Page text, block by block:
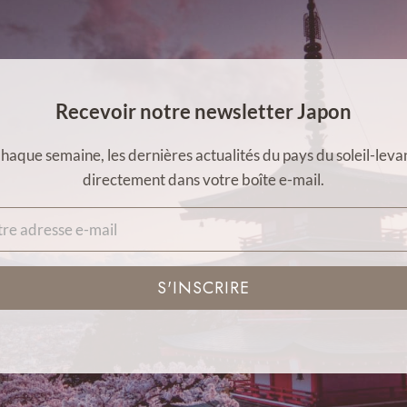
Recevoir notre newsletter Japon
semaine, les dernières actualités du pays du soleil-
directement dans votre boîte e-mail.
S'INSCRIRE